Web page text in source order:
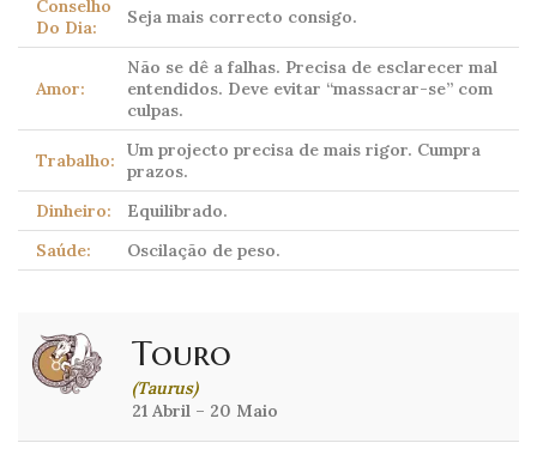
Conselho
Do Dia:
Seja mais correcto consigo.
Amor:
Não se dê a falhas. Precisa de esclarecer mal
entendidos. Deve evitar “massacrar-se” com
culpas.
Trabalho:
Um projecto precisa de mais rigor. Cumpra
prazos.
Dinheiro:
Equilibrado.
Saúde:
Oscilação de peso.
Touro
(Taurus)
21 Abril – 20 Maio